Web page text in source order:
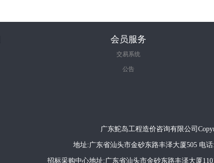
会员服务
交易系统
公告
广东鮀岛工程造价咨询有限公司
地址:广东省汕头市金砂东路丰泽大厦505 电话
招标采购中心地址:广东省汕头市金砂东路丰泽大厦